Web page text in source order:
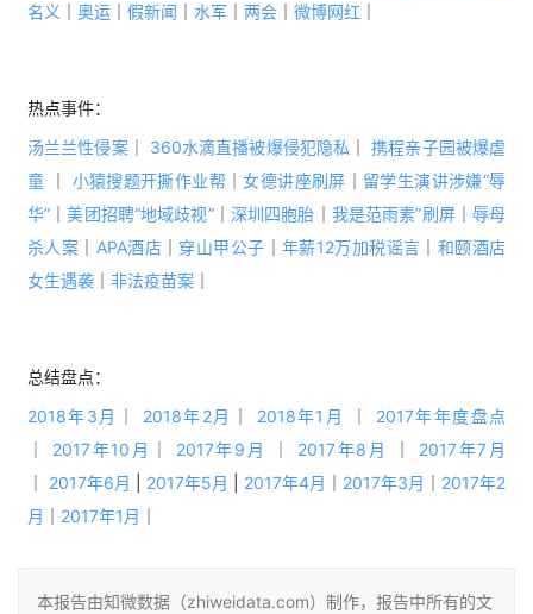
名义
奥运 假新闻 水军 两会 微博网红
热点事件：
汤兰兰性侵案｜ 360水滴直播被爆侵犯隐私 ｜ 携程亲子园被爆虐
童
小猿搜题开撕作业帮 ｜女德讲座刷屏
留学生演讲涉嫌“辱
华” ｜美团招聘“地域歧视”｜ 深圳四胞胎 我是范雨素”刷屏｜ 辱母
杀人案
APA酒店 穿山甲公子 年薪12万加税谣言
和颐酒店
女生遇袭
非法疫苗案
总结盘点：
2018年3月
2018年2月 2018年1月
2017年年度盘点
2017年10月 2017年9月 2017年8月
2017年7月
2017年6月 2017年5月 2017年4月 2017年3月
2017年2
月
2017年1月
本报告由知微数据（zhiweidata.com）制作，报告中所有的文